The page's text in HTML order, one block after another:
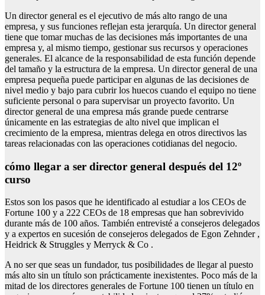
Un director general es el ejecutivo de más alto rango de una
empresa, y sus funciones reflejan esta jerarquía. Un director general
tiene que tomar muchas de las decisiones más importantes de una
empresa y, al mismo tiempo, gestionar sus recursos y operaciones
generales. El alcance de la responsabilidad de esta función depende
del tamaño y la estructura de la empresa. Un director general de una
empresa pequeña puede participar en algunas de las decisiones de
nivel medio y bajo para cubrir los huecos cuando el equipo no tiene
suficiente personal o para supervisar un proyecto favorito. Un
director general de una empresa más grande puede centrarse
únicamente en las estrategias de alto nivel que implican el
crecimiento de la empresa, mientras delega en otros directivos las
tareas relacionadas con las operaciones cotidianas del negocio.
cómo llegar a ser director general después del 12º
curso
Estos son los pasos que he identificado al estudiar a los CEOs de
Fortune 100 y a 222 CEOs de 18 empresas que han sobrevivido
durante más de 100 años. También entrevisté a consejeros delegados
y a expertos en sucesión de consejeros delegados de Egon Zehnder ,
Heidrick & Struggles y Merryck & Co .
A no ser que seas un fundador, tus posibilidades de llegar al puesto
más alto sin un título son prácticamente inexistentes. Poco más de la
mitad de los directores generales de Fortune 100 tienen un título en